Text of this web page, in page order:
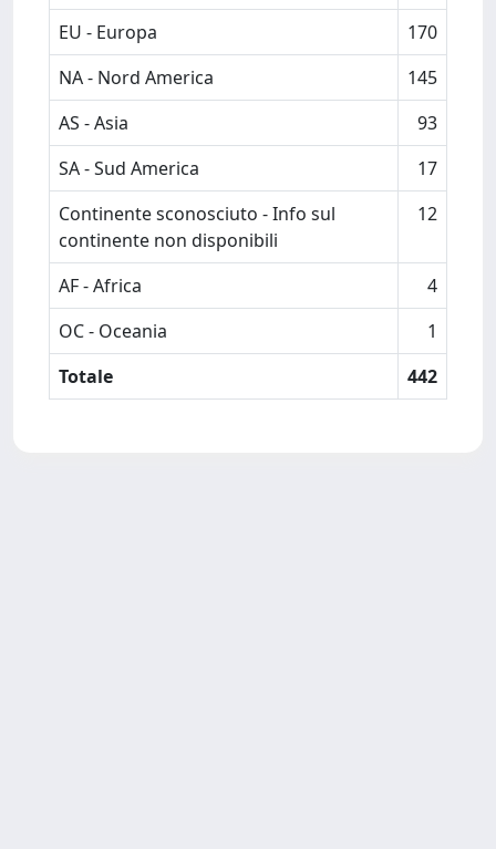
EU - Europa
170
NA - Nord America
145
AS - Asia
93
SA - Sud America
17
Continente sconosciuto - Info sul
continente non disponibili
12
AF - Africa
4
OC - Oceania
1
Totale
442